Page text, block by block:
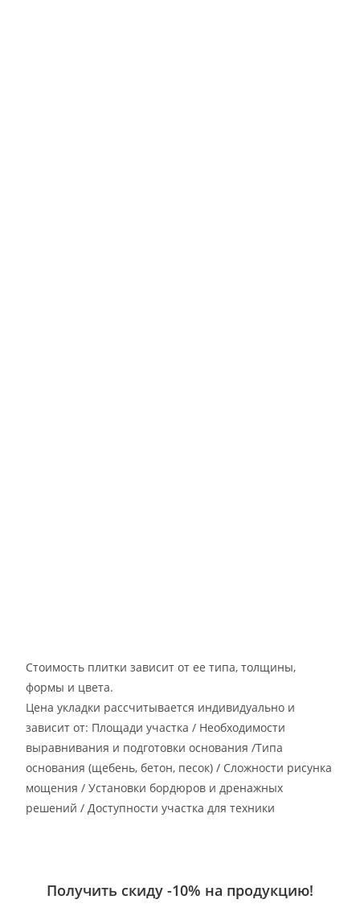
Стоимость плитки зависит от ее типа, толщины,
формы и цвета.
Цена укладки рассчитывается индивидуально и
зависит от: Площади участка / Необходимости
выравнивания и подготовки основания /Типа
основания (щебень, бетон, песок) / Сложности рисунка
мощения / Установки бордюров и дренажных
решений / Доступности участка для техники
Получить скиду -10% на продукцию!